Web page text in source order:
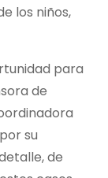
los niños,
para
de
su
de